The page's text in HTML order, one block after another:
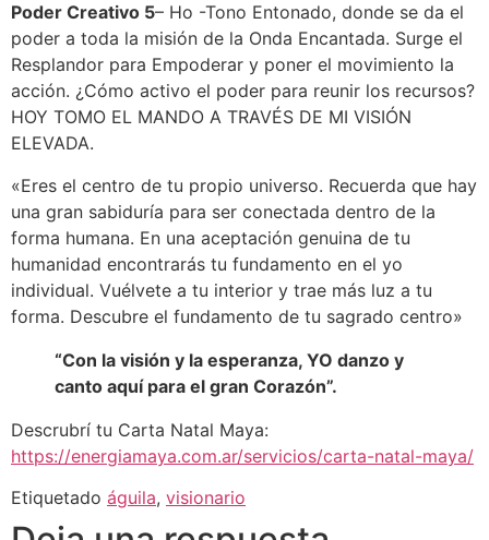
Poder Creativo 5– Ho -Tono Entonado, donde se da el
poder a toda la misión de la Onda Encantada. Surge el
Resplandor para Empoderar y poner el movimiento la
acción. ¿Cómo activo el poder para reunir los recursos?
HOY TOMO EL MANDO A TRAVÉS DE MI VISIÓN
ELEVADA.
«Eres el centro de tu propio universo. Recuerda que hay
una gran sabiduría para ser conectada dentro de la
forma humana. En una aceptación genuina de tu
humanidad encontrarás tu fundamento en el yo
individual. Vuélvete a tu interior y trae más luz a tu
forma. Descubre el fundamento de tu sagrado centro»
“Con la visión y la esperanza, YO danzo y
canto aquí para el gran Corazón”.
Descrubrí tu Carta Natal Maya:
https://energiamaya.com.ar/servicios/carta-natal-maya/
Etiquetado águila, visionario